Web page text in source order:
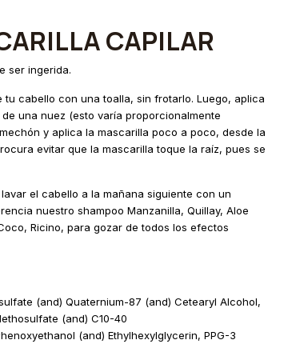
CAPILAR
ser ingerida.
cabello con una toalla, sin frotarlo. Luego, aplica
una nuez (esto varía proporcionalmente
y aplica la mascarilla poco a poco, desde la
evitar que la mascarilla toque la raíz, pues se
el cabello a la mañana siguiente con un
nuestro shampoo Manzanilla, Quillay, Aloe
Ricino, para gozar de todos los efectos
(and) Quaternium-87 (and) Cetearyl Alcohol,
(and) C10-40
(and) Ethylhexylglycerin, PPG-3